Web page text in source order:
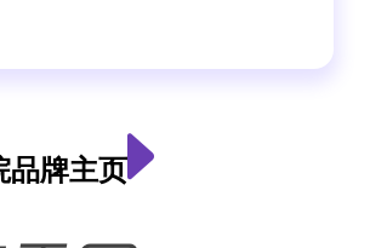
品牌主页